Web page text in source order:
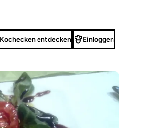
Kochecken entdecken Einloggen